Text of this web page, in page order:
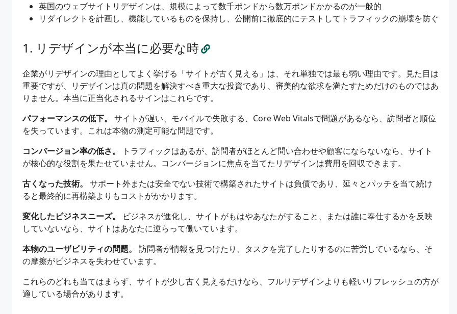
英国のウェブサイトリデザインは、規模によって数千ポンドから数万ポンドかかるのが一般的
リダイレクトを計画し、機能しているものを保持し、公開前に徹底的にテストしてトラフィックの崩壊を防ぐ
リデザインが本当に必要な時
企業がリデザインの理由としてよく挙げる「サイトが古く見える」は、それ単独では最も弱い理由です。見た目は
重要ですが、リデザインは真の問題を解決すべき重大な投資であり、審美的な欲求を満たすためだけのものではあ
りません。本当に正当化されるサインはこれらです。
パフォーマンスの低下。
サイトが遅い、モバイルで失敗する、Core Web Vitalsで問題があるなら、訪問者と順位
を失っています。これは本物の測定可能な問題です。
コンバージョン率の低さ。
トラフィックはあるが、訪問者がほとんど問い合わせや顧客にならないなら、サイト
が核心的な役割を果たせていません。コンバージョンに焦点を当てたリデザインは費用を回収できます。
古くなった技術。
サポート外または安全でない技術で構築されたサイトは負債であり、延々とパッチを当て続け
ると最終的に再構築よりもコストがかかります。
変化したビジネスニーズ。
ビジネスが進化し、サイトがもはやあなたがすること、または誰に奉仕するかを反映
していないなら、サイトはあなたに逆らって働いています。
本物のユーザビリティの問題。
訪問者が情報を見つけたり、タスクを完了したりするのに苦労しているなら、そ
の摩擦がビジネスを失わせています。
これらのどれも当てはまらず、サイトが少し古く見えるだけなら、フルリデザインよりも軽いリフレッシュの方が
適している場合があります。